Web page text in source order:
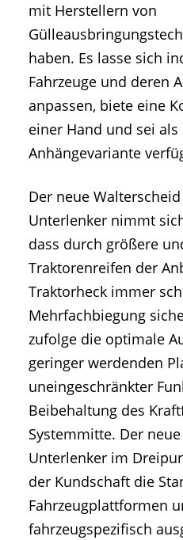
mit Herstellern von
haben. Es lasse sich
Fahrzeuge und deren
anpassen, biete eine
einer Hand und sei
Anhängevariante
Der neue
Unterlenker nimmt
dass durch größere
Traktorenreifen der
Traktorheck immer
Mehrfachbiegung
zufolge die optimale
geringer werdenden
uneingeschränkter
Beibehaltung des
Systemmitte. Der
Unterlenker im
der Kundschaft die
Fahrzeugplattformen
fahrzeugspezifisch